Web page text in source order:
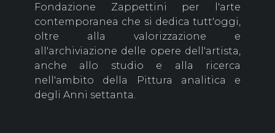
Fondazione Zappettini per l'arte
contemporanea che si dedica tutt'oggi,
oltre alla valorizzazione e
all'archiviazione delle opere dell'artista,
anche allo studio e alla ricerca
nell'ambito della Pittura analitica e
degli Anni settanta.